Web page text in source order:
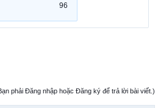
96
phải Đăng nhập hoặc Đăng ký để trả lời bài viết.)